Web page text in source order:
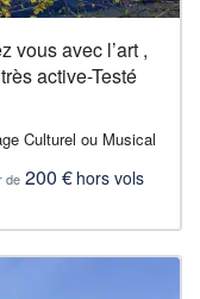
vous avec l’art ,
active-Testé
Culturel ou Musical
de 200 € hors vols